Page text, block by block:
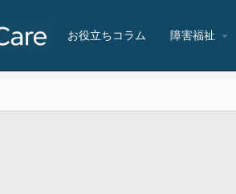
お役立ちコラム 障害福祉
ンター自立支援局神戸視力障害センター